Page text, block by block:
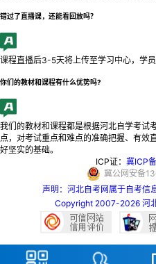
错过了直播课，还能看回放吗？
课程直播后3-5天将上传至学习中心，学员
你们的教材和课程有什么优势吗?
我们的教材和课程都是根据河北自学考试
点，对考试重点和难点的准确把握、有效
好坚实的基础。
ICP证： 冀ICP
冀公网安备
声明：河北自考网属于自考信
Copyright 2007-2026 河